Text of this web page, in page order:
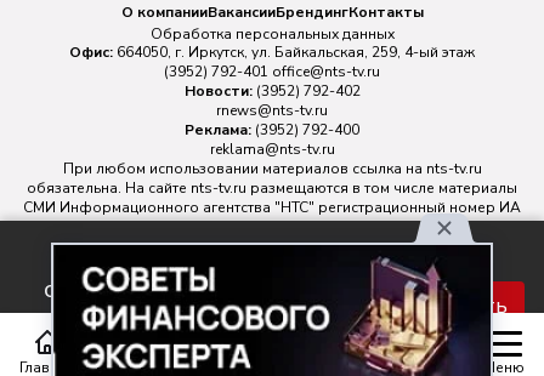
Главная Статьи Передачи Меню
соглашаетесь с правилами
обработки персональных
данных.
Принять
О компанииВакансииБрендингКонтакты
Обработка персональных данных
Офис: 664050, г. Иркутск, ул. Байкальская, 259, 4-ый этаж
(3952) 792-401 office@nts-tv.ru
Новости: (3952) 792-402
rnews@nts-tv.ru
Реклама: (3952) 792-400
reklama@nts-tv.ru
При любом использовании материалов ссылка на nts-tv.ru
обязательна. На сайте nts-tv.ru размещаются в том числе материалы
СМИ Информационного агентства "НТС" регистрационный номер ИА
№ ФС 77 - 88763 зарегистрировано Федеральной службой по
надзору в сфере связи, информационных технологий и массовых
Главный редактор ИА "НТС" Иштулкин Евгений Александрович
16+